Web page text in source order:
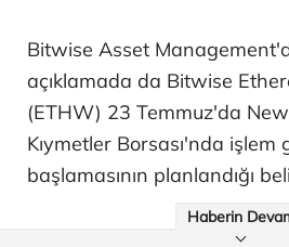
Bitwise Asset
açıklamada da Bitwise
(ETHW) 23 Temmuz'da
Kıymetler Borsası'nda işlem
başlamasının planlandığı
Haberin